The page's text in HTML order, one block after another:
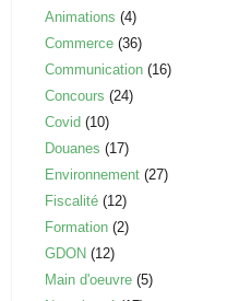
Animations (4)
Commerce (36)
Communication (16)
Concours (24)
Covid (10)
Douanes (17)
Environnement (27)
Fiscalité (12)
Formation (2)
GDON (12)
Main d'oeuvre (5)